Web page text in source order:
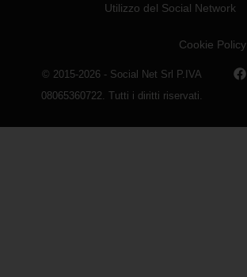
Utilizzo del Social Network
Cookie Policy
© 2015-2026 - Social Net Srl P.IVA
08065360722. Tutti i diritti riservati.